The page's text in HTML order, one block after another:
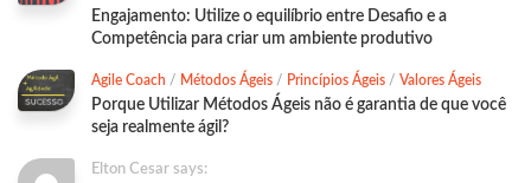
Engajamento: Utilize o equilíbrio entre Desafio e a
Competência para criar um ambiente produtivo
Agile Coach / Métodos Ágeis / Princípios Ágeis / Valores Ágeis
Porque Utilizar Métodos Ágeis não é garantia de que você
seja realmente ágil?
Elton Cesar says: